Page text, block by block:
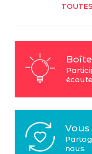
nous.